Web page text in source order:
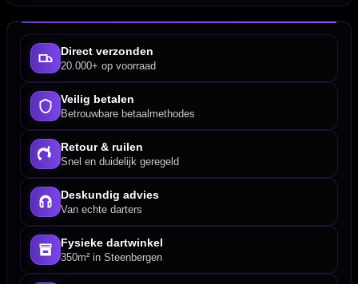
Direct verzonden
20.000+ op voorraad
Veilig betalen
Betrouwbare betaalmethodes
Retour & ruilen
Snel en duidelijk geregeld
Deskundig advies
Van echte darters
Fysieke dartwinkel
350m² in Steenbergen